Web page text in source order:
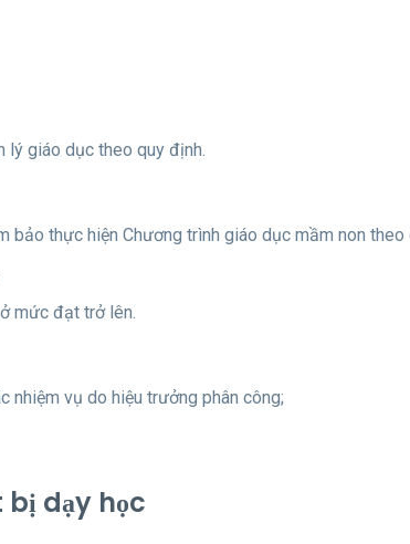
giáo dục theo quy định.
thực hiện Chương trình giáo dục mầm non theo
mức đạt trở lên.
nhiệm vụ do hiệu trưởng phân công;
bị dạy học